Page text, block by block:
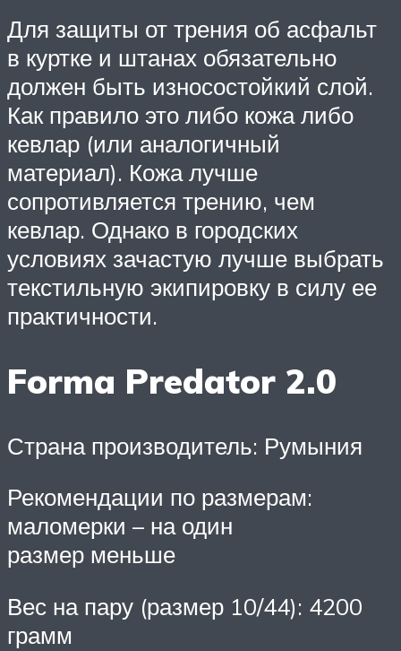
Для защиты от трения об асфальт
в куртке и штанах обязательно
должен быть износостойкий слой.
Как правило это либо кожа либо
кевлар (или аналогичный
материал). Кожа лучше
сопротивляется трению, чем
кевлар. Однако в городских
условиях зачастую лучше выбрать
текстильную экипировку в силу ее
практичности.
Forma Predator 2.0
Страна производитель: Румыния
Рекомендации по размерам:
маломерки – на один
размер меньше
Вес на пару (размер 10/44): 4200
грамм